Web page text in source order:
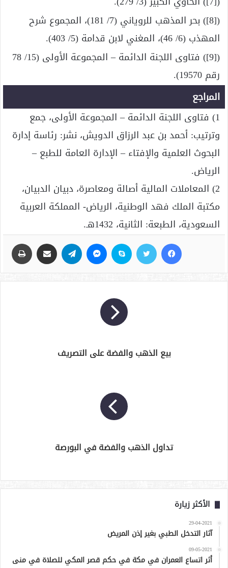
([8]) بحر المذهب للروياني (7/ 181)، المجموع شرح
المهذب (6/ 46)، المغني لابن قدامة (5/ 403).
([9]) فتاوى اللجنة الدائمة – المجموعة الأولى (15/ 78
رقم 19570).
المراجع
1) فتاوى اللجنة الدائمة – المجموعة الأولى، جمع
وترتيب: أحمد بن عبد الرزاق الدويش، نشر: رئاسة إدارة
البحوث العلمية والإفتاء – الإدارة العامة للطبع –
الرياض.
2) المعاملات المالية أصالة ومعاصرة، دبيان الدبيان،
مكتبة الملك فهد الوطنية، الرياض- المملكة العربية
السعودية، الطبعة: الثانية، 1432هـ.
بيع الذهب والفضة على التصريف
تداول الذهب والفضة في البورصة
الأكثر زيارة
29-04-2021
آثار التدخل الطبي بغير إذن المريض
09-05-2021
أثر اتساع العمران في مكة في حكم قصر المكي للصلاة في منى